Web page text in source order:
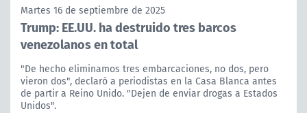
Martes 16 de septiembre de 2025
Trump: EE.UU. ha destruido tres barcos
venezolanos en total
"De hecho eliminamos tres embarcaciones, no dos, pero
vieron dos", declaró a periodistas en la Casa Blanca antes
de partir a Reino Unido. "Dejen de enviar drogas a Estados
Unidos".